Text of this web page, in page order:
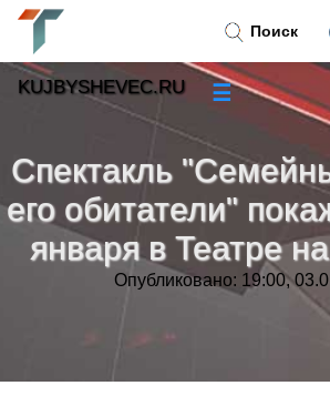
Спектакль
его обитатели"
января в Театре
Опубликовано: 19:00,
Поиск
KUJBYSHEVEC.RU ☰
Новости»
Тренды новостей »
Рубрики»
Контакт»